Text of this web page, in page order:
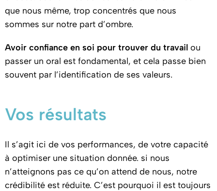
que nous même, trop concentrés que nous
sommes sur notre part d’ombre.
Avoir confiance en soi pour trouver du travail ou
passer un oral est fondamental, et cela passe bien
souvent par l’identification de ses valeurs.
Vos résultats
Il s’agit ici de vos performances, de votre capacité
à optimiser une situation donnée. si nous
n’atteignons pas ce qu’on attend de nous, notre
crédibilité est réduite. C’est pourquoi il est toujours